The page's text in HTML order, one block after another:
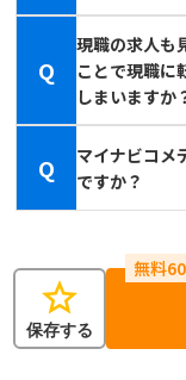
Q
現職の求人も
ことで現職に
しまいますか
Q
マイナビコメ
ですか？
star
保存する